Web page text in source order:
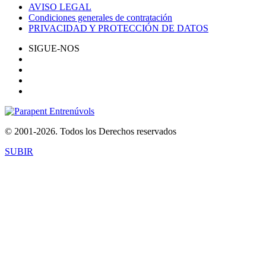
AVISO LEGAL
Condiciones generales de contratación
PRIVACIDAD Y PROTECCIÓN DE DATOS
SIGUE-NOS
© 2001-2026. Todos los Derechos reservados
SUBIR